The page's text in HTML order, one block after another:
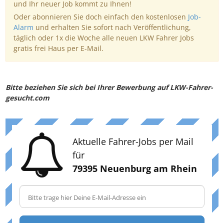
und Ihr neuer Job kommt zu Ihnen!
Oder abonnieren Sie doch einfach den kostenlosen Job-
Alarm und erhalten Sie sofort nach Veröffentlichung,
täglich oder 1x die Woche alle neuen LKW Fahrer Jobs
gratis frei Haus per E-Mail.
Bitte beziehen Sie sich bei Ihrer Bewerbung auf LKW-Fahrer-
gesucht.com
Aktuelle Fahrer-Jobs per Mail
für
79395 Neuenburg am Rhein